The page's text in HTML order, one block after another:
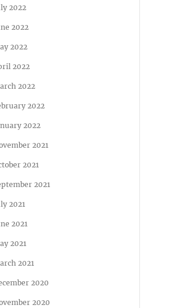
2022
2022
2022
2022
2022
2022
2022
2021
2021
2021
2021
2021
2021
2021
2020
2020